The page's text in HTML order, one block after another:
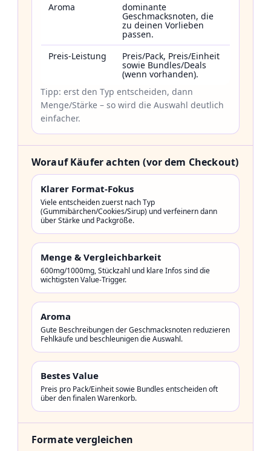
Aroma
dominante
Geschmacksnoten, die
zu deinen Vorlieben
passen.
Preis-Leistung
Preis/Pack, Preis/Einheit
sowie Bundles/Deals
(wenn vorhanden).
Tipp: erst den Typ entscheiden, dann
Menge/Stärke – so wird die Auswahl deutlich
einfacher.
Worauf Käufer achten (vor dem Checkout)
Klarer Format-Fokus
Viele entscheiden zuerst nach Typ
(Gummibärchen/Cookies/Sirup) und verfeinern dann
über Stärke und Packgröße.
Menge & Vergleichbarkeit
600mg/1000mg, Stückzahl und klare Infos sind die
wichtigsten Value-Trigger.
Aroma
Gute Beschreibungen der Geschmacksnoten reduzieren
Fehlkäufe und beschleunigen die Auswahl.
Bestes Value
Preis pro Pack/Einheit sowie Bundles entscheiden oft
über den finalen Warenkorb.
Formate vergleichen